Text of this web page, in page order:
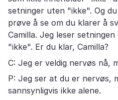
setninger uten "ikke". Og
prøve å se om du klarer å
Camilla. Jeg leser
"ikke". Er du klar, Camilla?
C: Jeg er veldig nervøs nå,
P: Jeg ser at du er nervøs,
sannsynligvis ikke alene.